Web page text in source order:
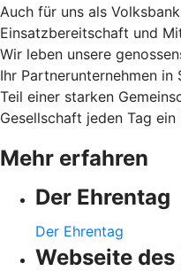
Auch für uns als
Einsatzbereitschaft und
Wir leben unsere
Ihr Partnerunternehmen in
Teil einer starken
Gesellschaft jeden Tag
Mehr erfahren
Der Ehrentag
Der Ehrentag
Webseite